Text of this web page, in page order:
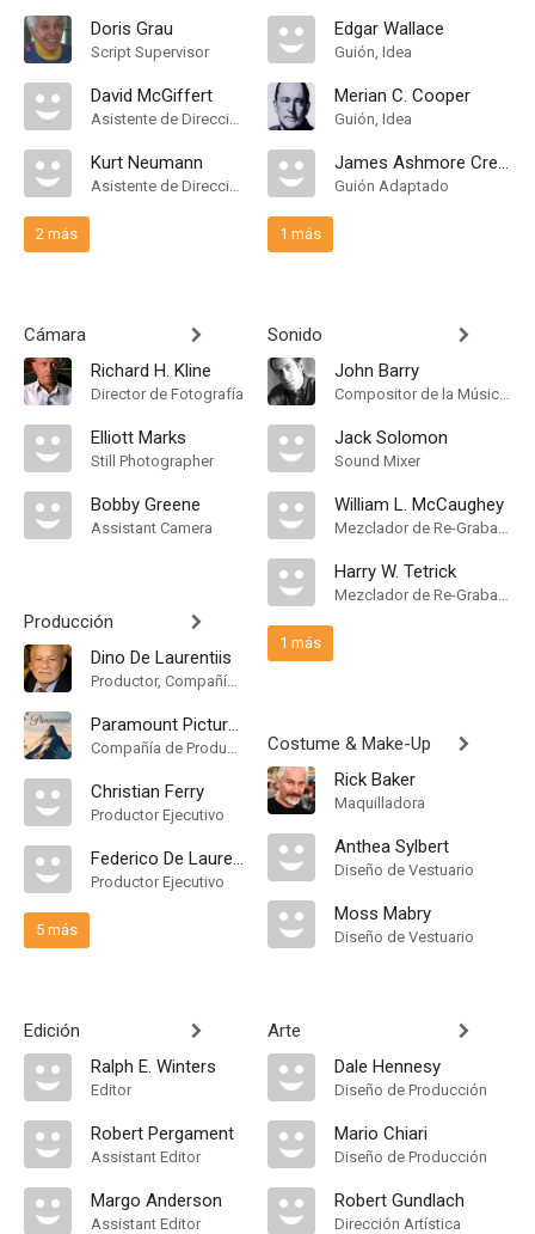
Doris Grau
Script Supervisor
David McGiffert
Asistente de Dirección
Kurt Neumann
Asistente de Dirección
2 más
Cámara
Richard H. Kline
Director de Fotografía
Elliott Marks
Still Photographer
Bobby Greene
Assistant Camera
Producción
Dino De Laurentiis
Productor, Compañía de Produccion
Paramount Pictures
Compañía de Produccion
Christian Ferry
Productor Ejecutivo
Federico De Laurentiis
Productor Ejecutivo
5 más
Edición
Ralph E. Winters
Editor
Robert Pergament
Assistant Editor
Margo Anderson
Assistant Editor
Edgar Wallace
Guión, Idea
Merian C. Cooper
Guión, Idea
James Ashmore Creelman
Guión Adaptado
1 más
Sonido
John Barry
Compositor de la Música Original
Jack Solomon
Sound Mixer
William L. McCaughey
Mezclador de Re-Grabación de Sonido
Harry W. Tetrick
Mezclador de Re-Grabación de Sonido
1 más
Costume & Make-Up
Rick Baker
Maquilladora
Anthea Sylbert
Diseño de Vestuario
Moss Mabry
Diseño de Vestuario
Arte
Dale Hennesy
Diseño de Producción
Mario Chiari
Diseño de Producción
Robert Gundlach
Dirección Artística